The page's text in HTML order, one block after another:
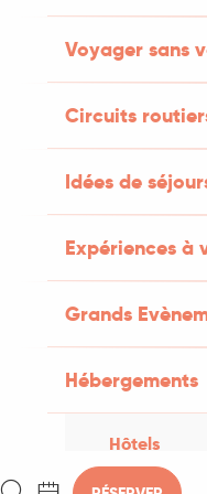
Voyager sans
Circuits
Idées de
Expériences à
Grands
Hébergements
Hôtels
Recherche